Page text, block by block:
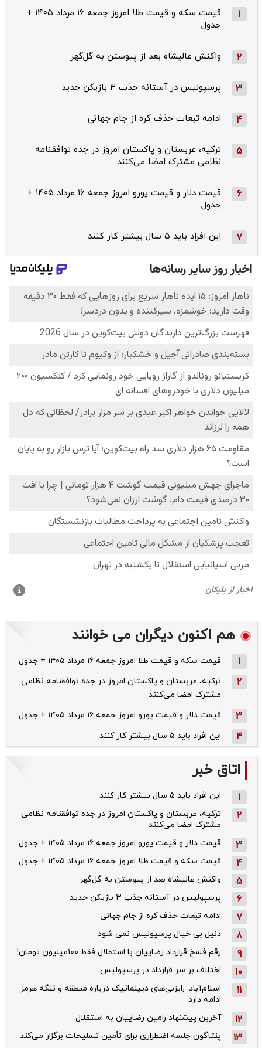
1
قیمت سکه و قیمت طلا امروز جمعه ۱۶ مرداد ۱۴۰۵ +
جدول
2 واکنش عالیشاه بعد از پیوستن به گل‌گهر
3 پرسپولیس در آستانه جذب ۳ بازیکن جدید
4 ادامه تبعات حذف کره از جام جهانی
5
ترکیه، عربستان و پاکستان امروز در جده توافقنامه
نظامی مشترک امضا می‌کنند
6
قیمت دلار و قیمت یورو امروز جمعه ۱۶ مرداد ۱۴۰۵ +
جدول
7 این افراد باید ۵ سال بیشتر کار کنند
هم اکنون دیگران می خوانند
1 قیمت سکه و قیمت طلا امروز جمعه ۱۶ مرداد ۱۴۰۵ + جدول
2
ترکیه، عربستان و پاکستان امروز در جده توافقنامه نظامی
مشترک امضا می‌کنند
3 قیمت دلار و قیمت یورو امروز جمعه ۱۶ مرداد ۱۴۰۵ + جدول
4 این افراد باید ۵ سال بیشتر کار کنند
اتاق خبر
1 این افراد باید ۵ سال بیشتر کار کنند
2
ترکیه، عربستان و پاکستان امروز در جده توافقنامه نظامی
مشترک امضا می‌کنند
3 قیمت دلار و قیمت یورو امروز جمعه ۱۶ مرداد ۱۴۰۵ + جدول
4 قیمت سکه و قیمت طلا امروز جمعه ۱۶ مرداد ۱۴۰۵ + جدول
5 واکنش عالیشاه بعد از پیوستن به گل‌گهر
6 پرسپولیس در آستانه جذب ۳ بازیکن جدید
7 ادامه تبعات حذف کره از جام جهانی
8 دنیل بی خیال پرسپولیس نمی شود
9 رقم فسخ قرارداد رضاییان با استقلال فقط ۱۰۰میلیون تومان!
10 اختلاف بر سر قرارداد در پرسپولیس
11
اسلام‌آباد: رایزنی‌های دیپلماتیک درباره منطقه و تنگه هرمز
ادامه دارد
12 آخرین پیشنهاد رامین رضاییان به استقلال
13 پنتاگون جلسه اضطراری برای تأمین تسلیحات برگزار می‌کند